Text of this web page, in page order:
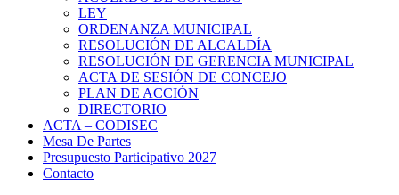
LEY
ORDENANZA MUNICIPAL
RESOLUCIÓN DE ALCALDÍA
RESOLUCIÓN DE GERENCIA MUNICIPAL
ACTA DE SESIÓN DE CONCEJO
PLAN DE ACCIÓN
DIRECTORIO
ACTA – CODISEC
Mesa De Partes
Presupuesto Participativo 2027
Contacto